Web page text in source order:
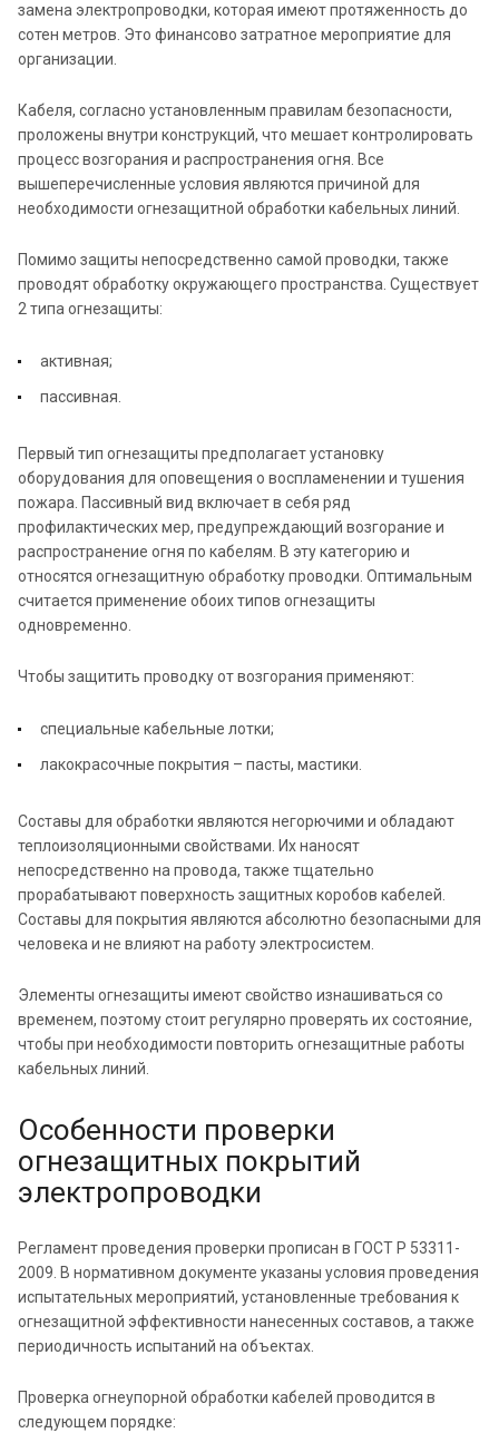
замена электропроводки, которая имеют протяженность до
сотен метров. Это финансово затратное мероприятие для
организации.
Кабеля, согласно установленным правилам безопасности,
проложены внутри конструкций, что мешает контролировать
процесс возгорания и распространения огня. Все
вышеперечисленные условия являются причиной для
необходимости огнезащитной обработки кабельных линий.
Помимо защиты непосредственно самой проводки, также
проводят обработку окружающего пространства. Существует
2 типа огнезащиты:
активная;
пассивная.
Первый тип огнезащиты предполагает установку
оборудования для оповещения о воспламенении и тушения
пожара. Пассивный вид включает в себя ряд
профилактических мер, предупреждающий возгорание и
распространение огня по кабелям. В эту категорию и
относятся огнезащитную обработку проводки. Оптимальным
считается применение обоих типов огнезащиты
одновременно.
Чтобы защитить проводку от возгорания применяют:
специальные кабельные лотки;
лакокрасочные покрытия – пасты, мастики.
Составы для обработки являются негорючими и обладают
теплоизоляционными свойствами. Их наносят
непосредственно на провода, также тщательно
прорабатывают поверхность защитных коробов кабелей.
Составы для покрытия являются абсолютно безопасными для
человека и не влияют на работу электросистем.
Элементы огнезащиты имеют свойство изнашиваться со
временем, поэтому стоит регулярно проверять их состояние,
чтобы при необходимости повторить огнезащитные работы
кабельных линий.
Особенности проверки
огнезащитных покрытий
электропроводки
Регламент проведения проверки прописан в ГОСТ Р 53311-
2009. В нормативном документе указаны условия проведения
испытательных мероприятий, установленные требования к
огнезащитной эффективности нанесенных составов, а также
периодичность испытаний на объектах.
Проверка огнеупорной обработки кабелей проводится в
следующем порядке: